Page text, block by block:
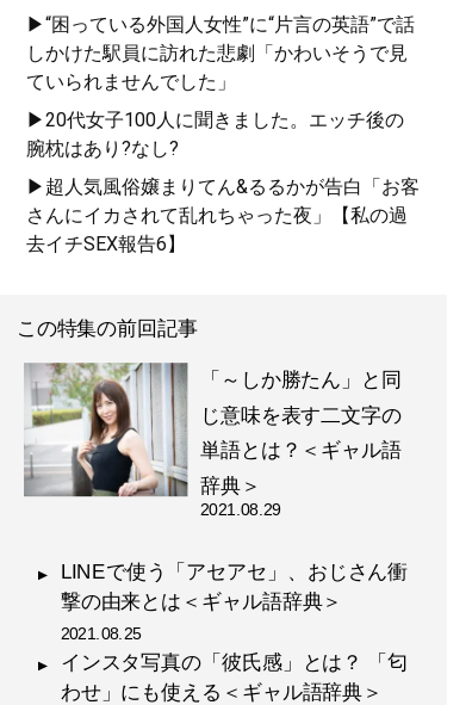
▶“困っている外国人女性”に“片言の英語”で話
しかけた駅員に訪れた悲劇「かわいそうで見
ていられませんでした」
▶20代女子100人に聞きました。エッチ後の
腕枕はあり?なし?
▶超人気風俗嬢まりてん&るるかが告白「お客
さんにイカされて乱れちゃった夜」【私の過
去イチSEX報告6】
この特集の前回記事
「～しか勝たん」と同
じ意味を表す二文字の
単語とは？＜ギャル語
辞典＞
2021.08.29
LINEで使う「アセアセ」、おじさん衝
撃の由来とは＜ギャル語辞典＞
2021.08.25
インスタ写真の「彼氏感」とは？ 「匂
わせ」にも使える＜ギャル語辞典＞